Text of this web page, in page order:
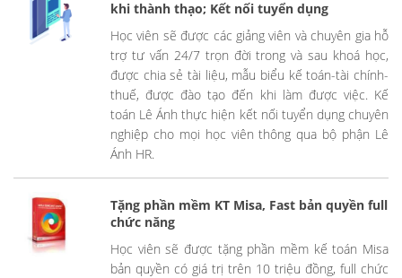
khi thành thạo; Kết nối tuyển dụng
Học viên sẽ được các giảng viên và chuyên gia hỗ
trợ tư vấn 24/7 trọn đời trong và sau khoá học,
được chia sẻ tài liệu, mẫu biểu kế toán-tài chính-
thuế, được đào tạo đến khi làm được việc. Kế
toán Lê Ánh thực hiện kết nối tuyển dụng chuyên
nghiệp cho mọi học viên thông qua bộ phận Lê
Ánh HR.
Tặng phần mềm KT Misa, Fast bản quyền full
chức năng
Học viên sẽ được tặng phần mềm kế toán Misa
bản quyền có giá trị trên 10 triệu đồng, full chức